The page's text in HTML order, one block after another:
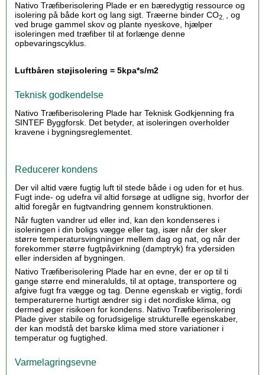
Nativo Træfiberisolering Plade er en bæredygtig ressource og
isolering på både kort og lang sigt. Træerne binder CO2.
, og
ved bruge gammel skov og plante nyeskove, hjælper
isoleringen med træfiber til at forlænge denne
opbevaringscyklus.
Luftbåren støjisolering = 5kpa*s/m2
Teknisk godkendelse
Nativo Træfiberisolering Plade har Teknisk Godkjenning fra
SINTEF Byggforsk. Det betyder, at isoleringen overholder
kravene i bygningsreglementet.
Reducerer kondens
Der vil altid være fugtig luft til stede både i og uden for et hus.
Fugt inde- og udefra vil altid forsøge at udligne sig, hvorfor der
altid foregår en fugtvandring gennem konstruktionen.
Når fugten vandrer ud eller ind, kan den kondenseres i
isoleringen i din boligs vægge eller tag, især når der sker
større temperatursvingninger mellem dag og nat, og når der
forekommer større fugtpåvirkning (damptryk) fra ydersiden
eller indersiden af bygningen.
Nativo Træfiberisolering Plade har en evne, der er op til ti
gange større end mineralulds, til at optage, transportere og
afgive fugt fra vægge og tag. Denne egenskab er vigtig, fordi
temperaturerne hurtigt ændrer sig i det nordiske klima, og
dermed øger risikoen for kondens. Nativo Træfiberisolering
Plade giver stabile og forudsigelige strukturelle egenskaber,
der kan modstå det barske klima med store variationer i
temperatur og fugtighed.
Varmelagringsevne